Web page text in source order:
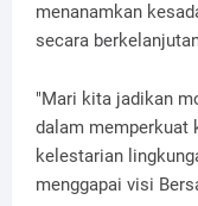
menanamkan
secara
"Mari kita jadikan
dalam memperkuat
kelestarian
menggapai visi